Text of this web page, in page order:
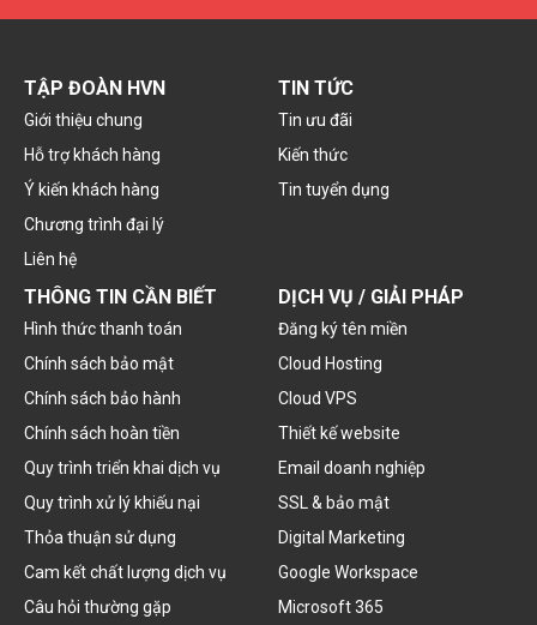
TẬP ĐOÀN HVN
Giới thiệu chung
Hỗ trợ khách hàng
Ý kiến khách hàng
Chương trình đại lý
Liên hệ
TIN TỨC
Tin ưu đãi
Kiến thức
Tin tuyển dụng
THÔNG TIN CẦN BIẾT
Hình thức thanh toán
Chính sách bảo mật
Chính sách bảo hành
Chính sách hoàn tiền
Quy trình triển khai dịch vụ
Quy trình xử lý khiếu nại
Thỏa thuận sử dụng
Cam kết chất lượng dịch vụ
Câu hỏi thường gặp
DỊCH VỤ / GIẢI PHÁP
Đăng ký tên miền
Cloud Hosting
Cloud VPS
Thiết kế website
Email doanh nghiệp
SSL & bảo mật
Digital Marketing
Google Workspace
Microsoft 365